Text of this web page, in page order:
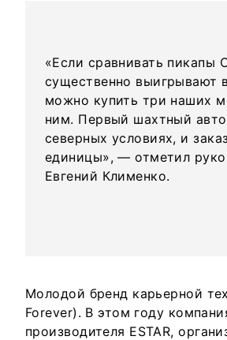
«Если сравнивать пикапы
существенно выигрывают
можно купить три наших
ним. Первый шахтный
северных условиях, и
единицы», — отметил
Евгений Клименко.
Молодой бренд карьерной
Forever). В этом году
производителя ESTAR,